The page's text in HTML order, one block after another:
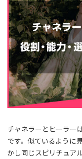
チャネラーとヒーラー
です。似ているように
かし同じスピリチュア